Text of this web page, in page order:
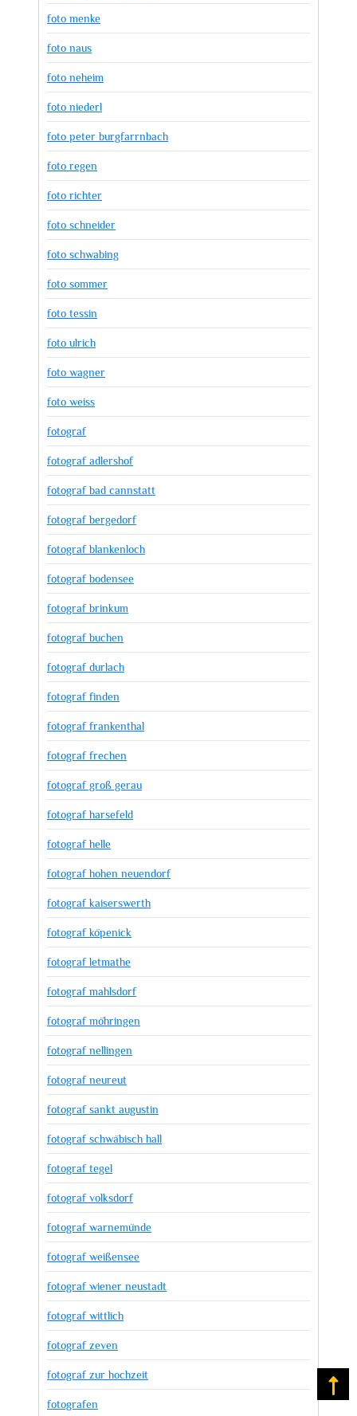
foto menke
foto naus
foto neheim
foto niederl
foto peter burgfarrnbach
foto regen
foto richter
foto schneider
foto schwabing
foto sommer
foto tessin
foto ulrich
foto wagner
foto weiss
fotograf
fotograf adlershof
fotograf bad cannstatt
fotograf bergedorf
fotograf blankenloch
fotograf bodensee
fotograf brinkum
fotograf buchen
fotograf durlach
fotograf finden
fotograf frankenthal
fotograf frechen
fotograf groß gerau
fotograf harsefeld
fotograf helle
fotograf hohen neuendorf
fotograf kaiserswerth
fotograf köpenick
fotograf letmathe
fotograf mahlsdorf
fotograf möhringen
fotograf nellingen
fotograf neureut
fotograf sankt augustin
fotograf schwäbisch hall
fotograf tegel
fotograf volksdorf
fotograf warnemünde
fotograf weißensee
fotograf wiener neustadt
fotograf wittlich
fotograf zeven
fotograf zur hochzeit
fotografen